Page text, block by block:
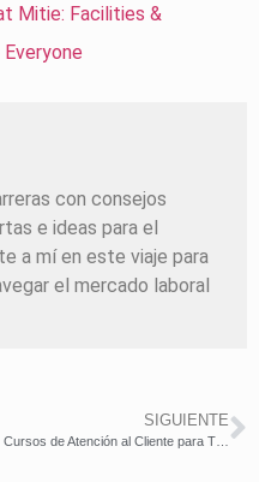
Mitie: Facilities &
con consejos
e ideas para el
a mí en este viaje para
el mercado laboral
SIGUIENTE
Cursos de Atención al Cliente para Trabajar